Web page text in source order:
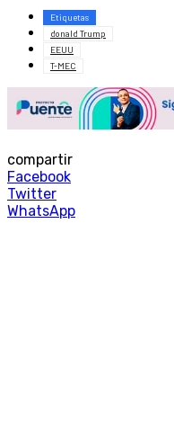
Etiquetas
donald Trump
EEUU
T-MEC
compartir
Facebook
Twitter
WhatsApp